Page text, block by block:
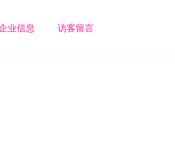
业信息 访客留言